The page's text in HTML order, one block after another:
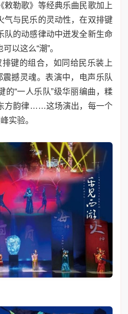
敕勒歌》等经典乐曲民歌加上
气与民乐的灵动性，在双排键
队的动感律动中迸发全新生命
以这么“潮”。
键的组合，如同给民乐装上
震撼灵魂。表演中，电声乐队
的“一人乐队”级华丽编曲，糅
方韵律……这场演出，每一个
实验。